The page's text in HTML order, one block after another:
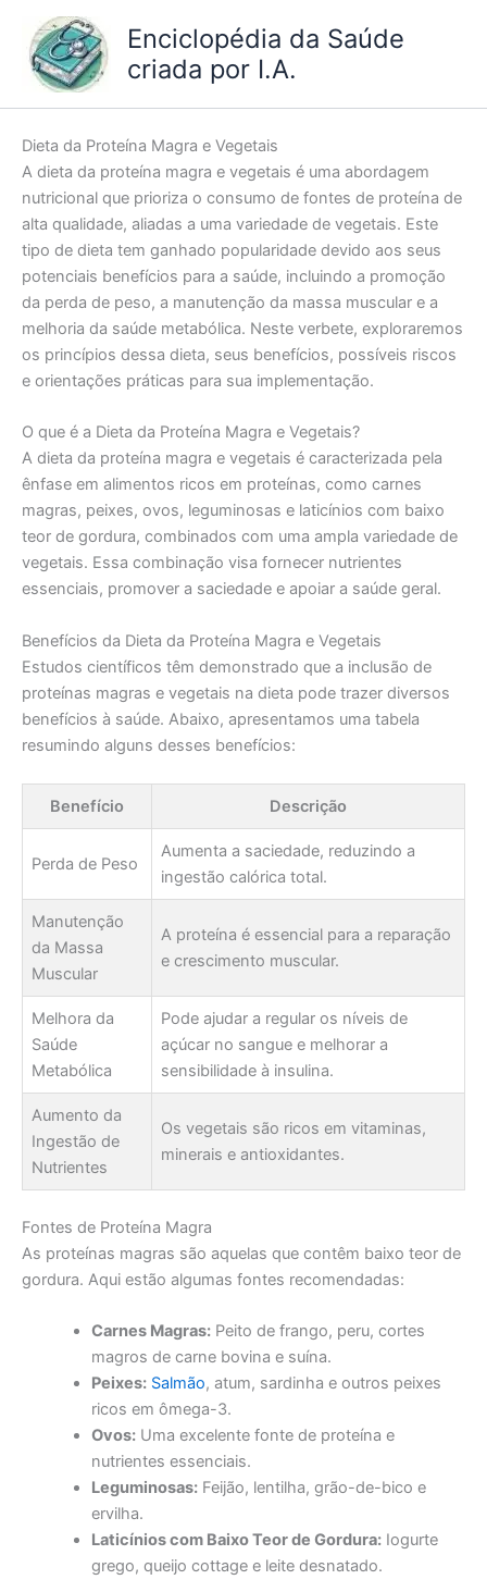
conteúdo
Enciclopédia da Saúde
criada por I.A.
Dieta da Proteína Magra e Vegetais
A dieta da proteína magra e vegetais é uma abordagem
nutricional que prioriza o consumo de fontes de proteína de
alta qualidade, aliadas a uma variedade de vegetais. Este
tipo de dieta tem ganhado popularidade devido aos seus
potenciais benefícios para a saúde, incluindo a promoção
da perda de peso, a manutenção da massa muscular e a
melhoria da saúde metabólica. Neste verbete, exploraremos
os princípios dessa dieta, seus benefícios, possíveis riscos
e orientações práticas para sua implementação.
O que é a Dieta da Proteína Magra e Vegetais?
A dieta da proteína magra e vegetais é caracterizada pela
ênfase em alimentos ricos em proteínas, como carnes
magras, peixes, ovos, leguminosas e laticínios com baixo
teor de gordura, combinados com uma ampla variedade de
vegetais. Essa combinação visa fornecer nutrientes
essenciais, promover a saciedade e apoiar a saúde geral.
Benefícios da Dieta da Proteína Magra e Vegetais
Estudos científicos têm demonstrado que a inclusão de
proteínas magras e vegetais na dieta pode trazer diversos
benefícios à saúde. Abaixo, apresentamos uma tabela
resumindo alguns desses benefícios:
Benefício Descrição
Perda de Peso
Aumenta a saciedade, reduzindo a
ingestão calórica total.
Manutenção
da Massa
Muscular
A proteína é essencial para a reparação
e crescimento muscular.
Melhora da
Saúde
Metabólica
Pode ajudar a regular os níveis de
açúcar no sangue e melhorar a
sensibilidade à insulina.
Aumento da
Ingestão de
Nutrientes
Os vegetais são ricos em vitaminas,
minerais e antioxidantes.
Fontes de Proteína Magra
As proteínas magras são aquelas que contêm baixo teor de
gordura. Aqui estão algumas fontes recomendadas:
Carnes Magras:Peito de frango, peru, cortes
magros de carne bovina e suína.
Peixes: Salmão, atum, sardinha e outros peixes
ricos em ômega-3.
Ovos:Uma excelente fonte de proteína e
nutrientes essenciais.
Leguminosas:Feijão, lentilha, grão-de-bico e
ervilha.
Laticínios com Baixo Teor de Gordura:Iogurte
grego, queijo cottage e leite desnatado.